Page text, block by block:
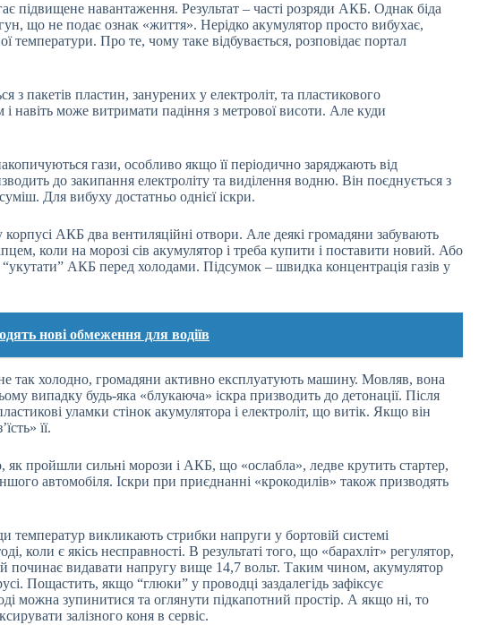
підвищене навантаження. Результат – часті розряди АКБ. Однак біда
що не подає ознак «життя». Нерідко акумулятор просто вибухає,
температури. Про те, чому таке відбувається, розповідає портал
з пакетів пластин, занурених у електроліт, та пластикового
навіть може витримати падіння з метрової висоти. Але куди
гази, особливо якщо її періодично заряджають від
до закипання електроліту та виділення водню. Він поєднується з
Для вибуху достатньо однієї іскри.
АКБ два вентиляційні отвори. Але деякі громадяни забувають
коли на морозі сів акумулятор і треба купити і поставити новий. Або
АКБ перед холодами. Підсумок – швидка концентрація газів у
нові обмеження для водіїв
так холодно, громадяни активно експлуатують машину. Мовляв, вона
випадку будь-яка «блукаюча» іскра призводить до детонації. Після
уламки стінок акумулятора і електроліт, що витік. Якщо він
її.
як пройшли сильні морози і АКБ, що «ослабла», ледве крутить стартер,
автомобіля. Іскри при приєднанні «крокодилів» також призводять
температур викликають стрибки напруги у бортовій системі
коли є якісь несправності. В результаті того, що «барахліт» регулятор,
починає видавати напругу вище 14,7 вольт. Таким чином, акумулятор
Пощастить, якщо “глюки” у проводці заздалегідь зафіксує
можна зупинитися та оглянути підкапотний простір. А якщо ні, то
залізного коня в сервіс.